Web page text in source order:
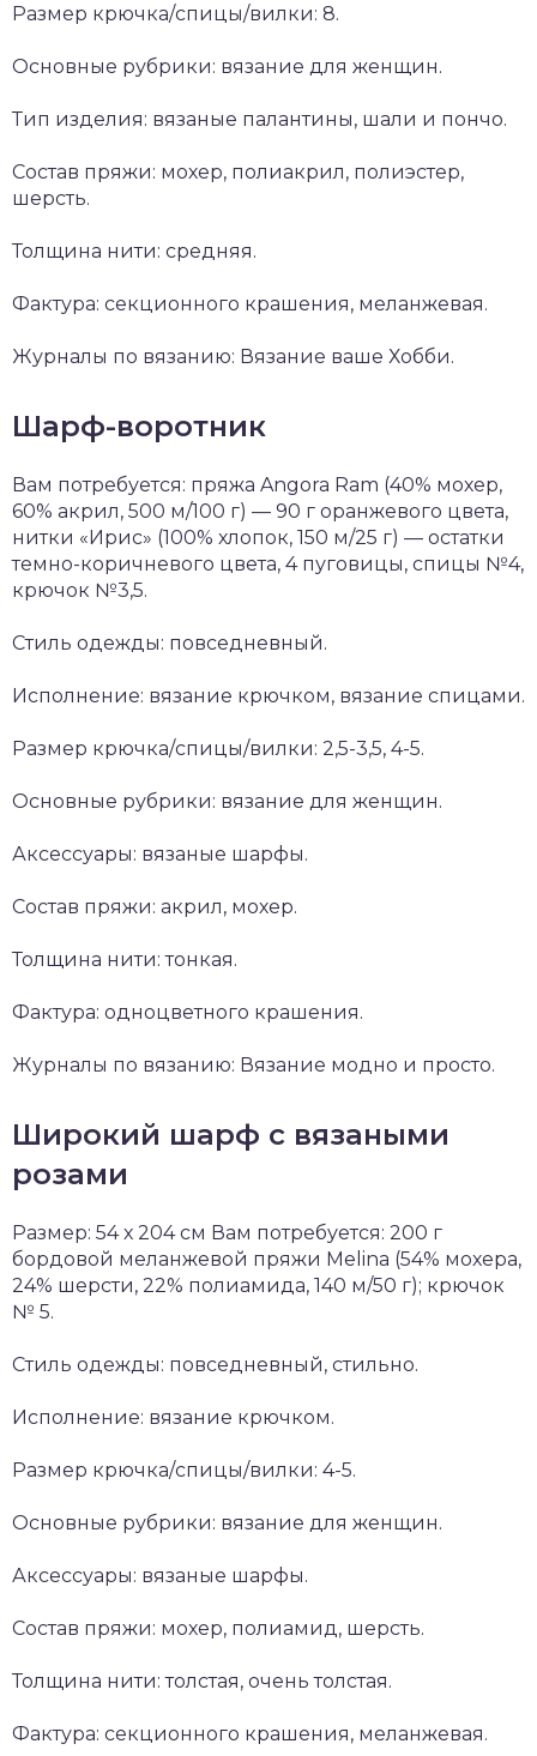
Размер крючка/спицы/вилки: 8.
Основные рубрики: вязание для женщин.
Тип изделия: вязаные палантины, шали и пончо.
Состав пряжи: мохер, полиакрил, полиэстер,
шерсть.
Толщина нити: средняя.
Фактура: секционного крашения, меланжевая.
Журналы по вязанию: Вязание ваше Хобби.
Шарф-воротник
Вам потребуется: пряжа Angora Ram (40% мохер,
60% акрил, 500 м/100 г) — 90 г оранжевого цвета,
нитки «Ирис» (100% хлопок, 150 м/25 г) — остатки
темно-коричневого цвета, 4 пуговицы, спицы №4,
крючок №3,5.
Стиль одежды: повседневный.
Исполнение: вязание крючком, вязание спицами.
Размер крючка/спицы/вилки: 2,5-3,5, 4-5.
Основные рубрики: вязание для женщин.
Аксессуары: вязаные шарфы.
Состав пряжи: акрил, мохер.
Толщина нити: тонкая.
Фактура: одноцветного крашения.
Журналы по вязанию: Вязание модно и просто.
Широкий шарф с вязаными
розами
Размер: 54 х 204 см Вам потребуется: 200 г
бордовой меланжевой пряжи Melina (54% мохера,
24% шерсти, 22% полиамида, 140 м/50 г); крючок
№ 5.
Стиль одежды: повседневный, стильно.
Исполнение: вязание крючком.
Размер крючка/спицы/вилки: 4-5.
Основные рубрики: вязание для женщин.
Аксессуары: вязаные шарфы.
Состав пряжи: мохер, полиамид, шерсть.
Толщина нити: толстая, очень толстая.
Фактура: секционного крашения, меланжевая.